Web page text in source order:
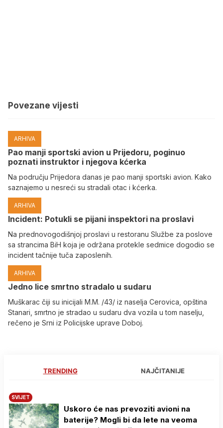
Povezane vijesti
ARHIVA
Pao manji sportski avion u Prijedoru, poginuo
poznati instruktor i njegova kćerka
Na području Prijedora danas je pao manji sportski avion. Kako
saznajemo u nesreći su stradali otac i kćerka.
ARHIVA
Incident: Potukli se pijani inspektori na proslavi
Na prednovogodišnjoj proslavi u restoranu Službe za poslove
sa strancima BiH koja je održana protekle sedmice dogodio se
incident tačnije tuča zaposlenih.
ARHIVA
Јedno lice smrtno stradalo u sudaru
Muškarac čiji su inicijali M.M. /43/ iz naselja Cerovica, opština
Stanari, smrtno je stradao u sudaru dva vozila u tom naselju,
rečeno je Srni iz Policijske uprave Doboj.
TRENDING NAJČITANIJE
SVIJET
Uskoro će nas prevoziti avioni na
baterije? Mogli bi da lete na veoma